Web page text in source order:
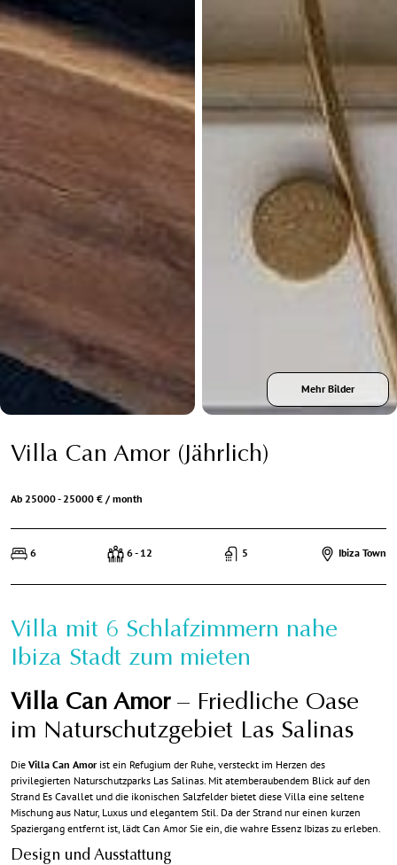
Mehr Bilder
Villa Can Amor (Jährlich)
6 6 - 12 5 Ibiza Town
Ab 25000 - 25000 € / month
Villa mit 6 Schlafzimmern nahe
Ibiza Stadt zum mieten
Villa Can Amor– Friedliche Oase
im Naturschutzgebiet Las Salinas
Die Villa Can Amorist ein Refugium der Ruhe, versteckt im Herzen des
privilegierten Naturschutzparks Las Salinas. Mit atemberaubendem Blick auf den
Strand Es Cavallet und die ikonischen Salzfelder bietet diese Villa eine seltene
Mischung aus Natur, Luxus und elegantem Stil. Da der Strand nur einen kurzen
Spaziergang entfernt ist, lädt Can Amor Sie ein, die wahre Essenz Ibizas zu erleben.
Design und Ausstattung